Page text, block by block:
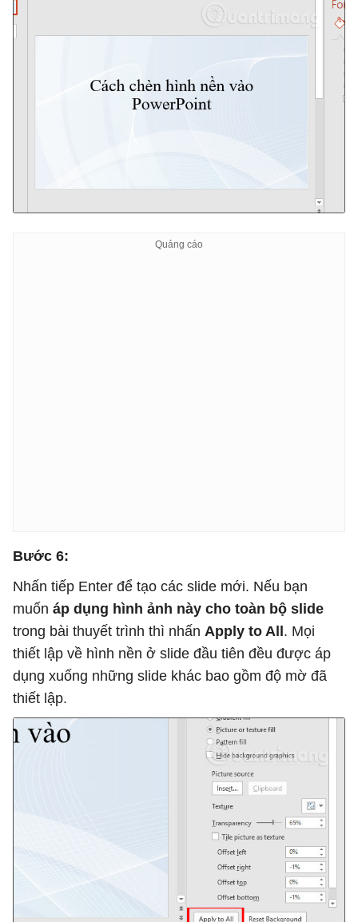
Bước 6:
Nhấn tiếp Enter để tạo các slide mới. Nếu bạn
muốn áp dụng hình ảnh này cho toàn bộ slide
trong bài thuyết trình thì nhấn Apply to All . Mọi
thiết lập về hình nền ở slide đầu tiên đều được áp
dụng xuống những slide khác bao gồm độ mờ đã
thiết lập.